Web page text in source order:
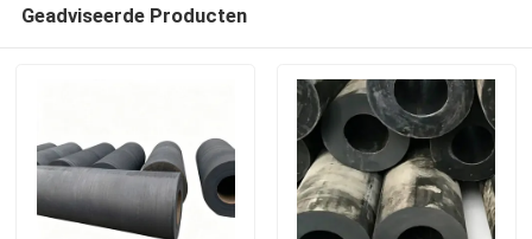
Geadviseerde Producten